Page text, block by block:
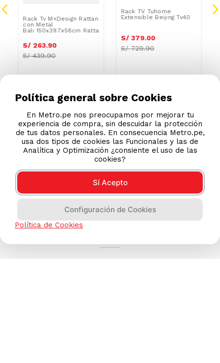
Rack Tv M+Design Rattan
con Metal
Bali 150x39.7x58cm Rattan
S/ 263.90
S/439.90
S/729.90
Política general sobre Cookies
En Metro.pe nos preocupamos por mejorar tu
experiencia de compra, sin descuidar la protección
de tus datos personales. En consecuencia Metro.pe,
usa dos tipos de cookies las Funcionales y las de
Analítica y Optimización ¿consiente el uso de las
cookies?
Sí Acepto
Configuración de Cookies
Política de Cookies